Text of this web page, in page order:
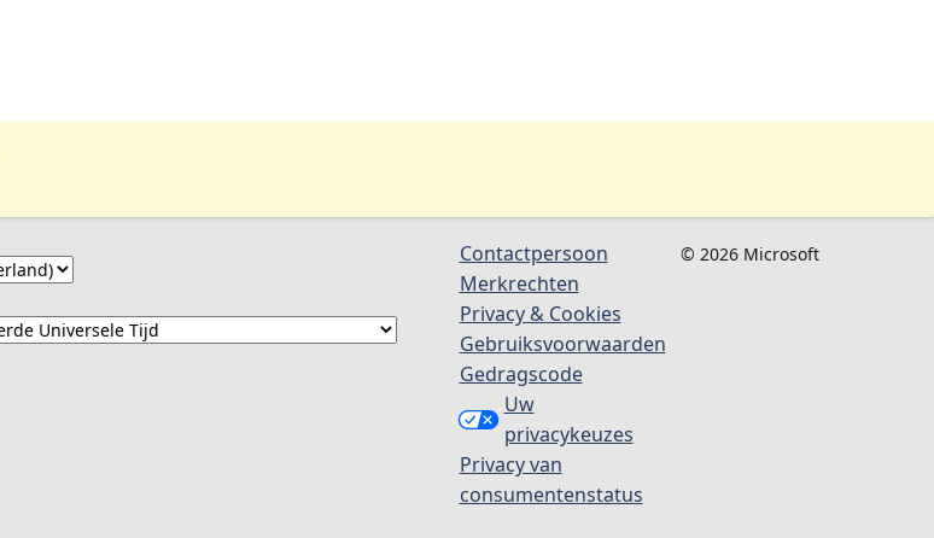
Contactpersoon
Merkrechten
Privacy & Cookies
Gebruiksvoorwaarden
Gedragscode
Uw
privacykeuzes
Privacy van
consumentenstatus
© 2026 Microsoft